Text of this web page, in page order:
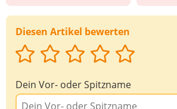
Diesen Artikel bewerten
Dein Vor- oder Spitzname